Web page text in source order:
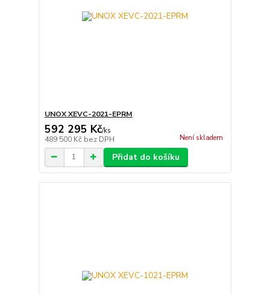
UNOX XEVC-2021-EPRM
592 295 Kč/ks
489 500 Kč bez DPH Není skladem
Přidat do košíku